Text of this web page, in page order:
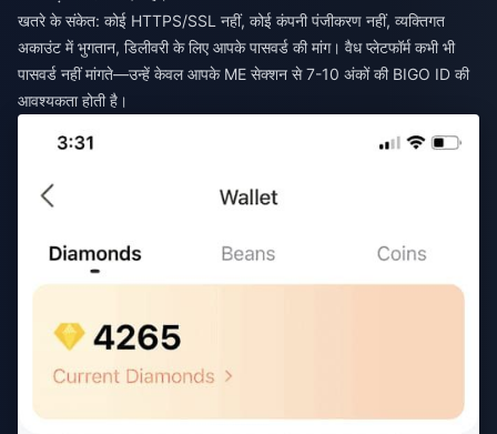
खतरे के संकेत: कोई HTTPS/SSL नहीं, कोई कंपनी पंजीकरण नहीं, व्यक्तिगत
अकाउंट में भुगतान, डिलीवरी के लिए आपके पासवर्ड की मांग। वैध प्लेटफॉर्म कभी भी
पासवर्ड नहीं मांगते—उन्हें केवल आपके ME सेक्शन से 7-10 अंकों की BIGO ID की
आवश्यकता होती है।